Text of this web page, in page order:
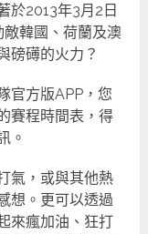
於2013年3月2日
韓國、荷蘭及澳
磅礡的火力？
官方版APP，您
賽程時間表，得
。
氣，或與其他熱
想。更可以透過
來瘋加油、狂打